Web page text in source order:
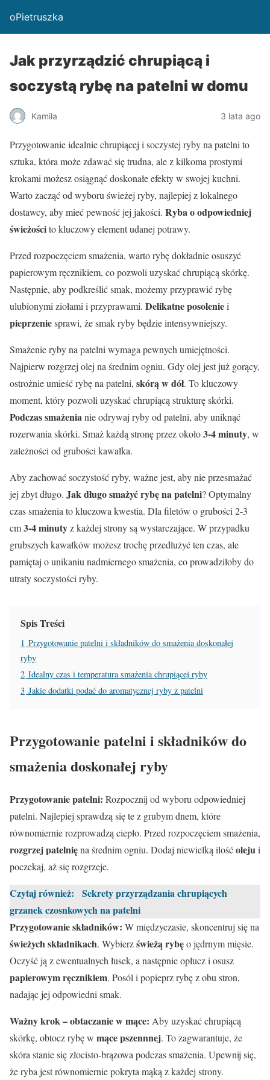
oPietruszka
Jak przyrządzić chrupiącą i
soczystą rybę na patelni w domu
Kamila 3 lata ago
Przygotowanie idealnie chrupiącej i soczystej ryby na patelni to
sztuka, która może zdawać się trudna, ale z kilkoma prostymi
krokami możesz osiągnąć doskonałe efekty w swojej kuchni.
Warto zacząć od wyboru świeżej ryby, najlepiej z lokalnego
dostawcy, aby mieć pewność jej jakości. Ryba o odpowiedniej
świeżościto kluczowy element udanej potrawy.
Przed rozpoczęciem smażenia, warto rybę dokładnie osuszyć
papierowym ręcznikiem, co pozwoli uzyskać chrupiącą skórkę.
Następnie, aby podkreślić smak, możemy przyprawić rybę
ulubionymi ziołami i przyprawami. Delikatne posoleniei
pieprzeniesprawi, że smak ryby będzie intensywniejszy.
Smażenie ryby na patelni wymaga pewnych umiejętności.
Najpierw rozgrzej olej na średnim ogniu. Gdy olej jest już gorący,
ostrożnie umieść rybę na patelni, skórą w dół. To kluczowy
moment, który pozwoli uzyskać chrupiącą strukturę skórki.
Podczas smażenianie odrywaj ryby od patelni, aby uniknąć
rozerwania skórki. Smaż każdą stronę przez około3-4 minuty, w
zależności od grubości kawałka.
Aby zachować soczystość ryby, ważne jest, aby nie przesmażać
jej zbyt długo. Jak długo smażyć rybę na patelni? Optymalny
czas smażenia to kluczowa kwestia. Dla filetów o grubości 2-3
cm3-4 minutyz każdej strony są wystarczające. W przypadku
grubszych kawałków możesz trochę przedłużyć ten czas, ale
pamiętaj o unikaniu nadmiernego smażenia, co prowadziłoby do
utraty soczystości ryby.
Spis Treści
1 Przygotowanie patelni i składników do smażenia doskonałej
ryby
2 Idealny czas i temperatura smażenia chrupiącej ryby
3 Jakie dodatki podać do aromatycznej ryby z patelni
Przygotowanie patelni i składników do
smażenia doskonałej ryby
Przygotowanie patelni: Rozpocznij od wyboru odpowiedniej
patelni. Najlepiej sprawdzą się te z grubym dnem, które
równomiernie rozprowadzą ciepło. Przed rozpoczęciem smażenia,
rozgrzej patelnięna średnim ogniu. Dodaj niewielką ilośćolejui
poczekaj, aż się rozgrzeje.
Czytaj również:
Sekrety przyrządzania chrupiących
grzanek czosnkowych na patelni
Przygotowanie składników: W międzyczasie, skoncentruj się na
świeżych składnikach. Wybierzświeżą rybęo jędrnym mięsie.
Oczyść ją z ewentualnych łusek, a następnie opłucz i osusz
papierowym ręcznikiem. Posól i popieprz rybę z obu stron,
nadając jej odpowiedni smak.
Ważny krok – obtaczanie w mące: Aby uzyskać chrupiącą
skórkę, obtocz rybę w mące pszennnej. To zagwarantuje, że
skóra stanie się złocisto-brązowa podczas smażenia. Upewnij się,
że ryba jest równomiernie pokryta mąką z każdej strony.